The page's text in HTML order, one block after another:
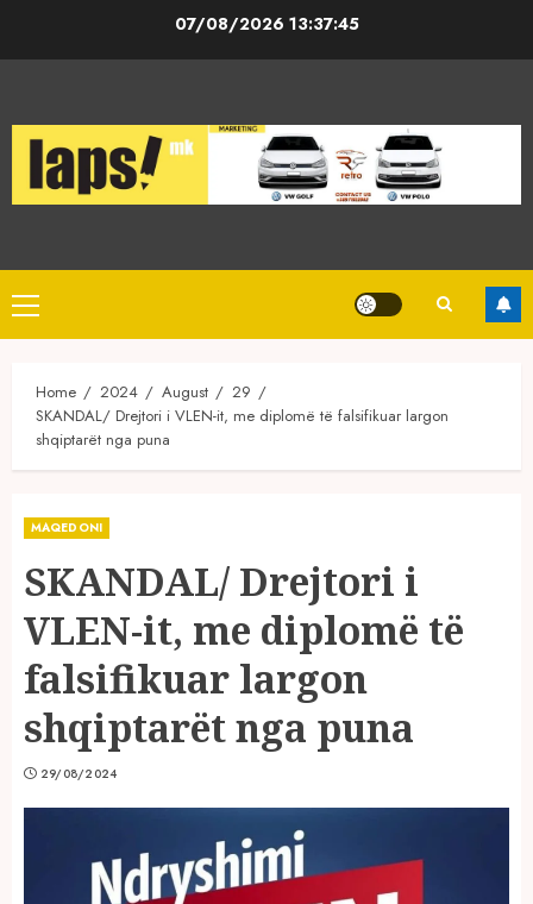
07/08/2026 13:37:46
Primary
Menu
Home 2024 August
29
SKANDAL/ Drejtori i VLEN-it, me diplomë të falsifikuar largon
shqiptarët nga puna
MAQEDONI
SKANDAL/ Drejtori i
VLEN-it, me diplomë të
falsifikuar largon
shqiptarët nga puna
29/08/2024